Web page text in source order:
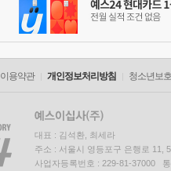
이용약관 개인정보처리방침 청소년보
대표 : 김석환, 최세라
주소 : 서울시 영등포구 은행로 11,
사업자등록번호 : 229-81-37000